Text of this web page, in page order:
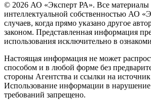
© 2026 АО «Эксперт РА». Все материалы
интеллектуальной собственностью АО
случаев, когда прямо указано другое
законом. Представленная информация
использования исключительно в
Настоящая информация не может
способом и в любой форме без
стороны Агентства и ссылки на
Использование информации в
требований запрещено.